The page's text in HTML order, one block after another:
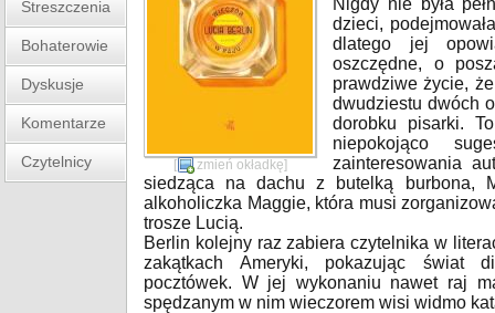
Streszczenia
Bohaterowie
Dyskusje
Komentarze
Czytelnicy [ zmień okładkę]
Nigdy nie była
dzieci,
dlatego jej
oszczędne, o
prawdziwe życie,
dwudziestu dwóch
dorobku pisarki.
niepokojąco
zainteresowania
siedząca na dachu z butelką burbona,
alkoholiczka Maggie, która musi
trosze Lucią.
Berlin kolejny raz zabiera czytelnika w
zakątkach Ameryki, pokazując świat
pocztówek. W jej wykonaniu nawet raj
spędzanym w nim wieczorem wisi widmo